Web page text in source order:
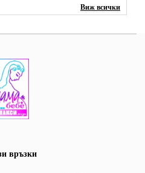
Виж всички
връзки